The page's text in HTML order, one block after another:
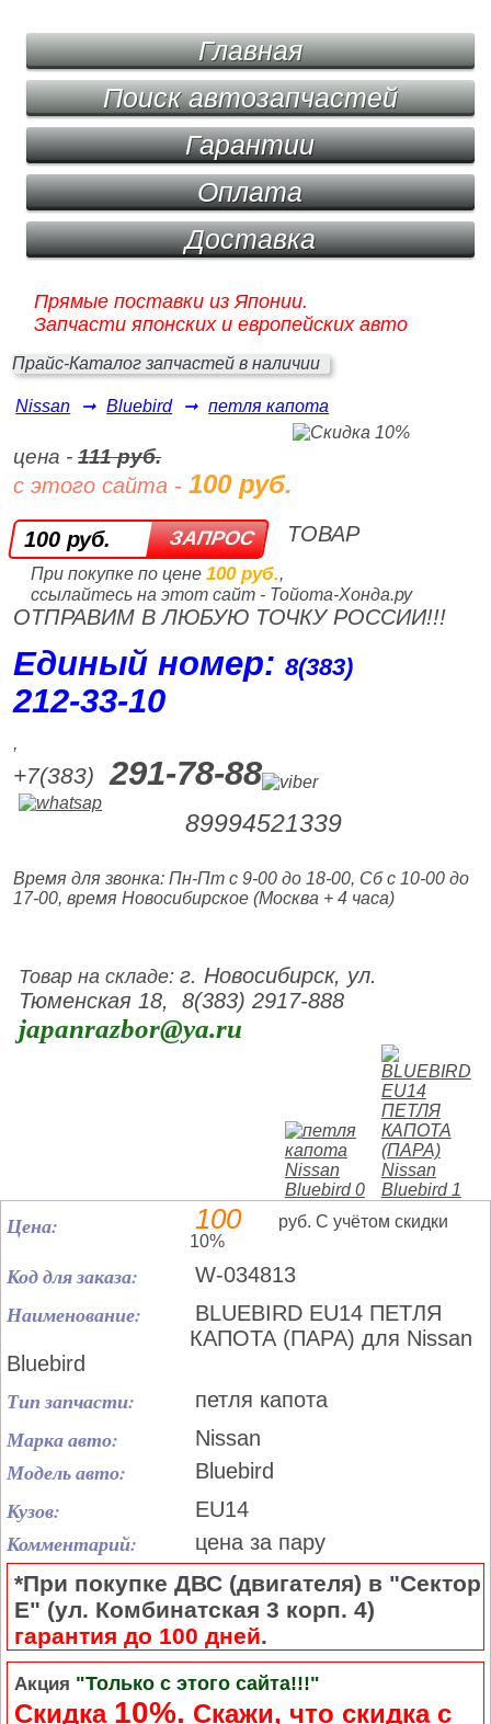
Главная
Поиск автозапчастей
Гарантии
Оплата
Доставка
Прямые поставки из Японии.
Запчасти японских и европейских авто
Прайс-Каталог запчастей в наличии
Nissan ➞ Bluebird ➞ петля капота
цена -111 руб.
с этого сайта -100 руб.
100 руб.
При покупке по цене 100 руб.,
ссылайтесь на этот сайт - Тойота-Хонда.ру
ТОВАР
ОТПРАВИМ В ЛЮБУЮ ТОЧКУ РОССИИ!!!
Единый номер:8(383)
212‑33‑10
,
+7(383) 291-78-88
89994521339
Время для звонка: Пн-Пт с 9-00 до 18-00, Сб с 10-00 до
17-00, время Новосибирское (Москва + 4 часа)
Товар на складе:г. Новосибирск, ул.
Тюменская 18, 8(383) 2917-888
japanrazbor@ya.ru
Цена: 100
руб. С учётом скидки
10%
Код для заказа: W-034813
Наименование:
BLUEBIRD EU14 ПЕТЛЯ
КАПОТА (ПАРА) для Nissan
Bluebird
Тип запчасти: петля капота
Марка авто: Nissan
Модель авто: Bluebird
Кузов: EU14
Комментарий: цена за пару
*При покупке ДВС (двигателя) в "Сектор
Е" (ул. Комбинатская 3 корп. 4)
гарантия до 100 дней.
Акция "Только с этого сайта!!!"
Скидка 10%. Cкажи, что скидка с